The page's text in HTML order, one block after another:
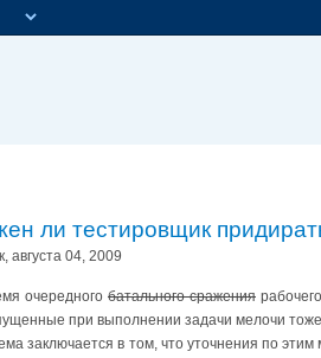
ли тестировщик
августа 04, 2009
очередного батального сражения
при выполнении задачи мелочи
заключается в том, что уточнения по